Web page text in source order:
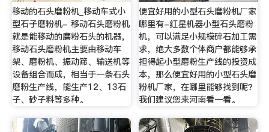
移动的石头磨粉机_移动车式小
型石子磨粉机- 移动石头磨粉机
就是能移动的磨粉石头的机器，
移动石头磨粉机主要由移动车
架、磨粉机、振动筛、输送机等
设备组合而成，相当于一条石头
磨粉生产线，能生产12、13石
子、砂子料等多种。
便宜好用的小型石头磨粉机厂家
哪里有-红星机器小型石头磨粉
机，可以满足小规模碎石加工需
求，绝大多数个体商户都能够承
担得起小型磨粉生产线的投资成
本，那么便宜好用的小型石头磨
粉机厂家，在哪里能够找到呢？
我们建议您来河南看一看。